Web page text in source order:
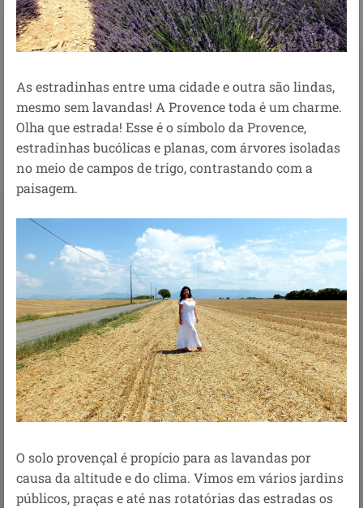
As estradinhas entre uma cidade e outra são lindas,
mesmo sem lavandas! A Provence toda é um charme.
Olha que estrada! Esse é o símbolo da Provence,
estradinhas bucólicas e planas, com árvores isoladas
no meio de campos de trigo, contrastando com a
paisagem.
O solo provençal é propício para as lavandas por
causa da altitude e do clima. Vimos em vários jardins
públicos, praças e até nas rotatórias das estradas os